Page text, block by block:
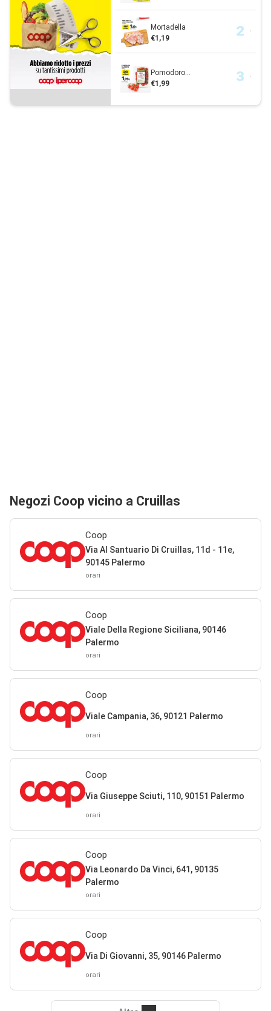
Mortadella
€1,19
Pomodoro...
€1,99
Negozi Coop vicino a Cruillas
Coop
Via Al Santuario Di Cruillas, 11d - 11e,
90145 Palermo
orari
Coop
Viale Della Regione Siciliana, 90146
Palermo
orari
Coop
Viale Campania, 36, 90121 Palermo
orari
Coop
Via Giuseppe Sciuti, 110, 90151 Palermo
orari
Coop
Via Leonardo Da Vinci, 641, 90135
Palermo
orari
Coop
Via Di Giovanni, 35, 90146 Palermo
orari